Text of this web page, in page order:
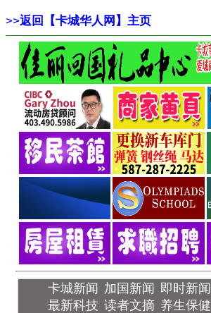
>>返回【卡城华人网】主页
卡城新闻 加国新闻 即时新闻
最新科技 读者文摘 养生保健